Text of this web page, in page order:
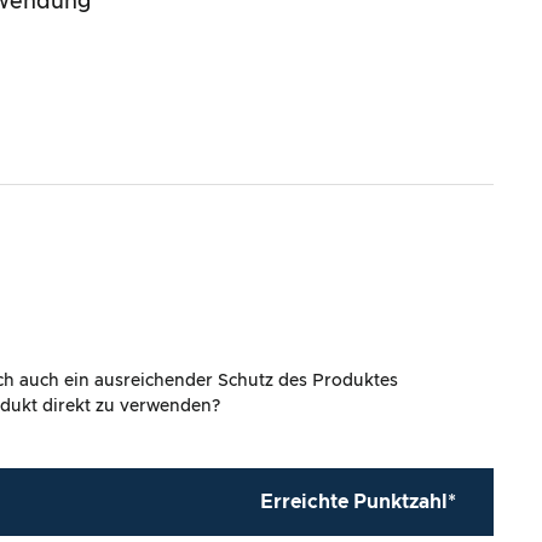
auch ein ausreichender Schutz des Produktes
direkt zu verwenden?
Erreichte Punktzahl*